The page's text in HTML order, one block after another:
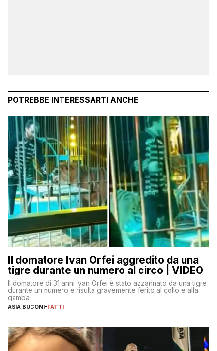
POTREBBE INTERESSARTI ANCHE
Il domatore Ivan Orfei aggredito da una
tigre durante un numero al circo | VIDEO
Il domatore di 31 anni Ivan Orfei è stato azzannato da una tigre
durante un numero e risulta gravemente ferito al collo e alla
gamba
ASIA BUCONI-FATTI